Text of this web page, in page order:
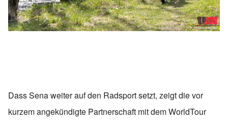
Dass Sena weiter auf den Radsport setzt, zeigt die vor
kurzem angekündigte Partnerschaft mit dem WorldTour